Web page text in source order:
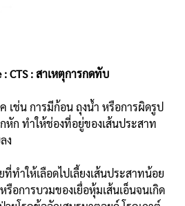
CTS : สาเหตุการกดทับ
เช่น การมีก้อน ถุงน้ำ หรือการผิดรูป
หัก ทำให้ช่องที่อยู่ของเส้นประสาท
ง
ทำให้เลือดไปเลี้ยงเส้นประสาทน้อย
รือการบวมของเยื่อหุ้มเส้นเอ็นจนเกิด